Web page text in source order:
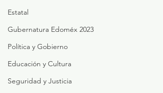
Estatal
Gubernatura Edoméx 2023
Política y Gobierno
Educación y Cultura
Seguridad y Justicia